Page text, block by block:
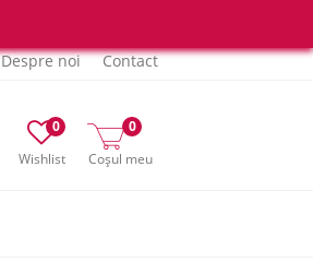
Despre noi Contact
Wishlist
0
Coșul meu
0